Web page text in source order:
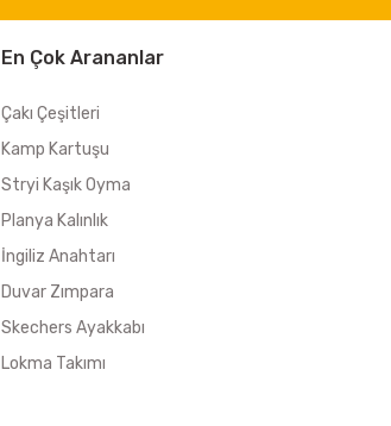
En Çok Arananlar
Çakı Çeşitleri
Kamp Kartuşu
Stryi Kaşık Oyma
Planya Kalınlık
İngiliz Anahtarı
Duvar Zımpara
Skechers Ayakkabı
Lokma Takımı